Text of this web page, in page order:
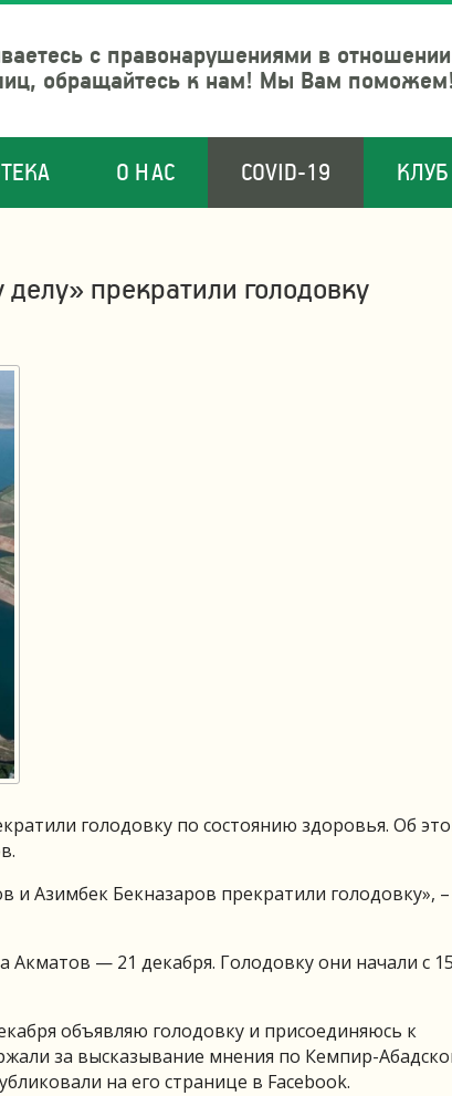
с правонарушениями в
обращайтесь к нам! Мы Вам поможем!
О НАС COVID-19
прекратили голодовку
голодовку по состоянию здоровья. Об
Азимбек Бекназаров прекратили голодовку», –
Акматов — 21 декабря. Голодовку они начали с 15
объявляю голодовку и присоединяюсь к
за высказывание мнения по Кемпир-
на его странице в Facebook.